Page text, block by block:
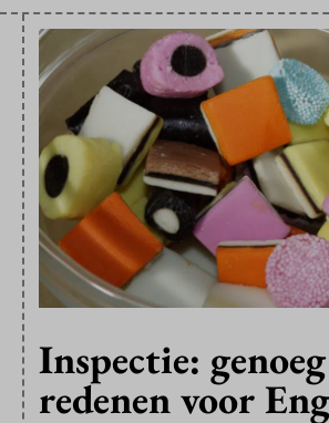
Inspectie: genoeg
redenen voor